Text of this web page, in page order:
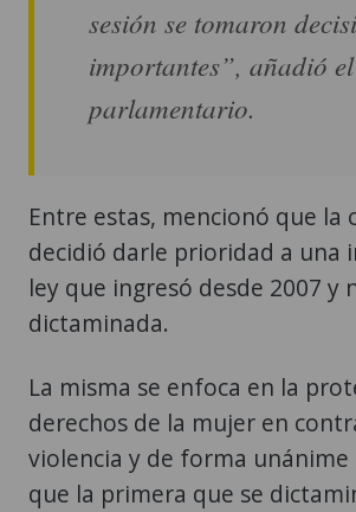
sesión se tomaron
importantes”, añadió el
parlamentario.
Entre estas, mencionó que la
decidió darle prioridad a una
ley que ingresó desde 2007 y
dictaminada.
La misma se enfoca en la
derechos de la mujer en
violencia y de forma unánime
que la primera que se